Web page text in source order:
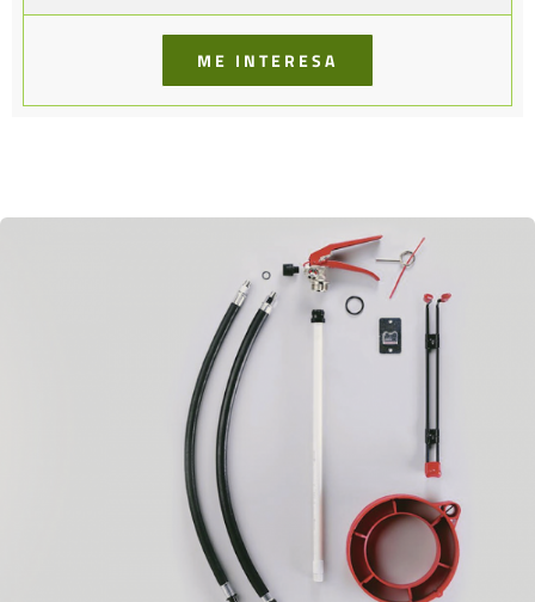
ME INTERESA